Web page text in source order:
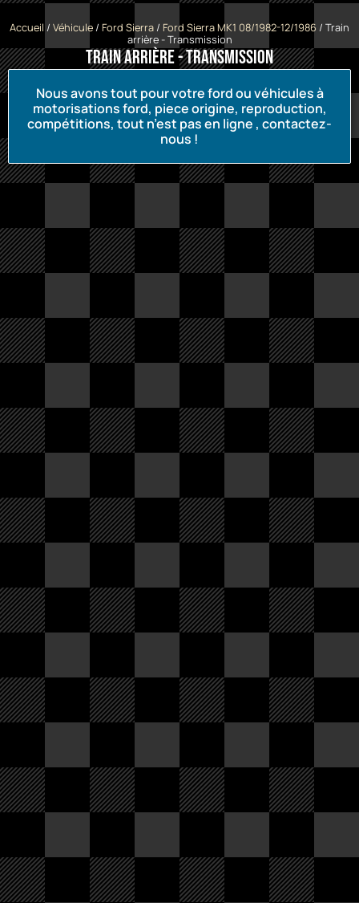
Accueil / Véhicule / Ford Sierra / Ford Sierra MK1 08/1982-12/1986 / Train
arrière - Transmission
Train arrière - Transmission
Nous avons tout pour votre ford ou véhicules à
motorisations ford, piece origine, reproduction,
compétitions, tout n’est pas en ligne , contactez-
nous !